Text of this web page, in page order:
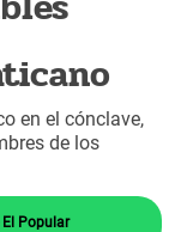
en el cónclave,
de los
Popular